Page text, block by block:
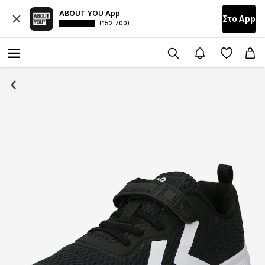
ABOUT YOU App
(152.700) Στο Αpp